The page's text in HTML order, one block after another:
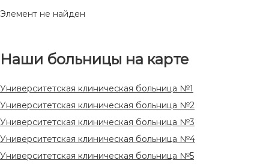
Элемент не найден
Наши больницы на карте
Университетская клиническая больница №1
Университетская клиническая больница №2
Университетская клиническая больница №3
Университетская клиническая больница №4
Университетская клиническая больница №5